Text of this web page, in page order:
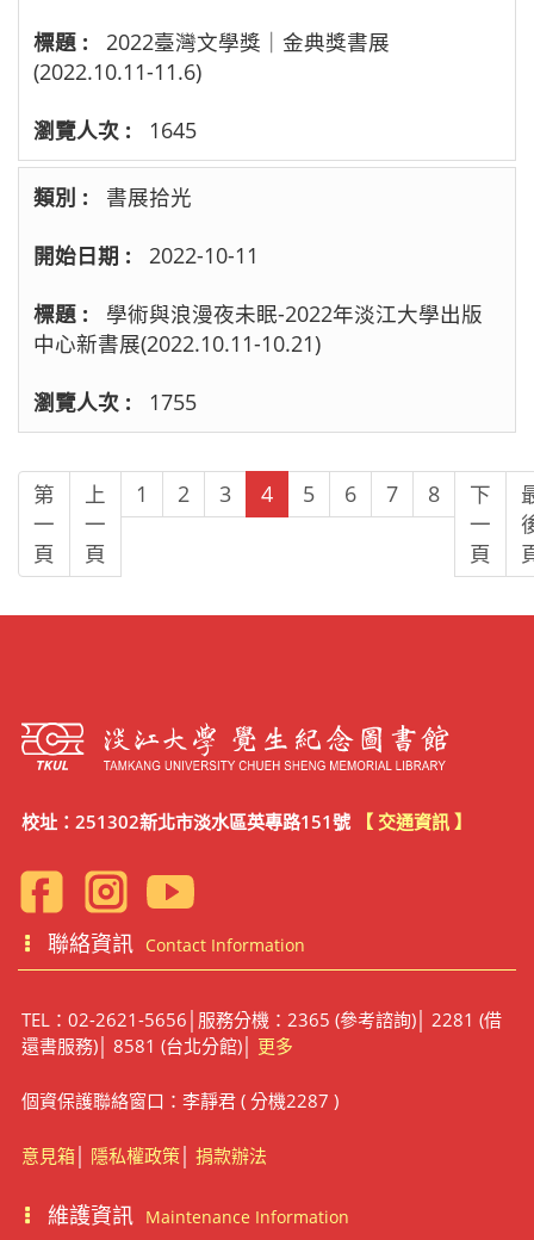
2022臺灣文學獎｜金典獎書展
(2022.10.11-11.6)
1645
書展拾光
2022-10-11
學術與浪漫夜未眠-2022年淡江大學出版
中心新書展(2022.10.11-10.21)
1755
第
一
頁
上
一
頁
1 2 3 4 5 6 7 8
下
一
頁
校址：251302新北市淡水區英專路151號 【 交通資訊 】
聯絡資訊 Contact Information
TEL：02-2621-5656│服務分機：2365 (參考諮詢)│ 2281 (借
還書服務)│ 8581 (台北分館)│ 更多
個資保護聯絡窗口：李靜君 ( 分機2287 )
意見箱│ 隱私權政策│ 捐款辦法
維護資訊 Maintenance Information